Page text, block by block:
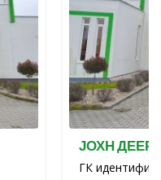
ЈОХН ДЕЕРЕ 6Р130
ГК идентификатор: